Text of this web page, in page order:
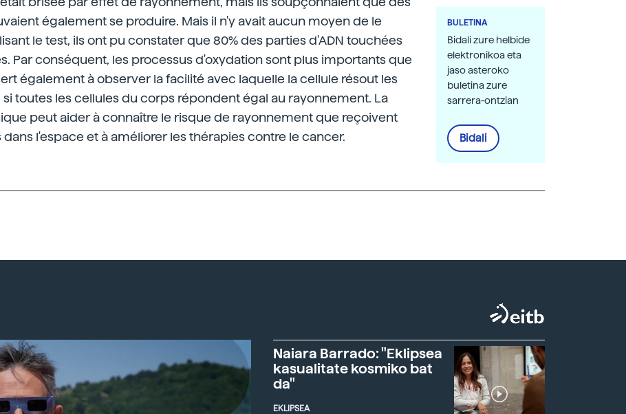
également se produire. Mais il n'y avait aucun moyen de le
le test, ils ont pu constater que 80% des parties d'ADN touchées
Par conséquent, les processus d'oxydation sont plus importants que
également à observer la facilité avec laquelle la cellule résout les
toutes les cellules du corps répondent égal au rayonnement. La
peut aider à connaître le risque de rayonnement que reçoivent
dans l'espace et à améliorer les thérapies contre le cancer.
BULETINA
Bidali zure helbide
elektronikoa eta
jaso asteroko
buletina zure
sarrera-ontzian
Bidali
Naiara Barrado: "Eklipsea
kasualitate kosmiko bat
da"
EKLIPSEA